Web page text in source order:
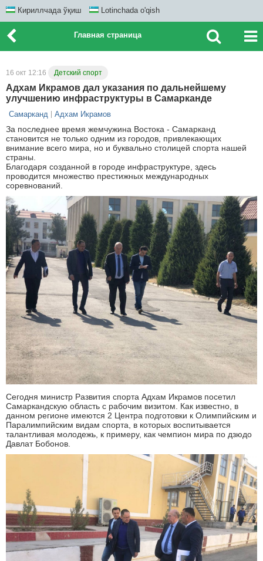
Кириллчада ўқиш Lotinchada o'qish
Главная страница
16 окт 12:16 Детский спорт
Адхам Икрамов дал указания по дальнейшему
улучшению инфраструктуры в Самарканде
Самарканд Адхам Икрамов
За последнее время жемчужина Востока - Самарканд
становится не только одним из городов, привлекающих
внимание всего мира, но и буквально столицей спорта нашей
страны.
Благодаря созданной в городе инфраструктуре, здесь
проводится множество престижных международных
соревнований.
Сегодня министр Развития спорта Адхам Икрамов посетил
Самаркандскую область с рабочим визитом. Как известно, в
данном регионе имеются 2 Центра подготовки к Олимпийским и
Паралимпийским видам спорта, в которых воспитывается
талантливая молодежь, к примеру, как чемпион мира по дзюдо
Давлат Бобонов.